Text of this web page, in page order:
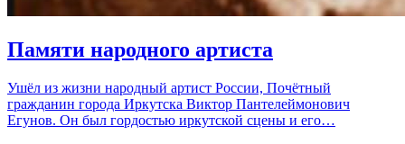
Памяти народного артиста
Ушёл из жизни народный артист России, Почётный
гражданин города Иркутска Виктор Пантелеймонович
Егунов. Он был гордостью иркутской сцены и его…